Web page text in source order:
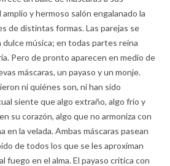
y hermoso salón engalanado la
de distintas formas. Las parejas se
dulce música; en todas partes reina
Pero de pronto aparecen en medio de
máscaras, un payaso y un monje.
ni quiénes son, ni han sido
siente que algo extraño, algo frío y
su corazón, algo que no armoniza con
en la velada. Ambas máscaras pasean
de todos los que se les aproximan
fuego en el alma. El payaso critica con